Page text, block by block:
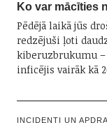
Ko var mācīties
Pēdējā laikā jūs
redzējuši ļoti
kiberuzbrukumu –
inficējis vairāk kā
INCIDENTI UN